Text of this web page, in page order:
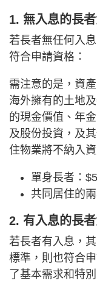
1. 無入息的長
若長者無任何入
符合申請資格：
需注意的是，資
海外擁有的土地
的現金價值、年
及股份投資，及
住物業將不納入資
單身長者：
共同居住的
2. 有入息的長
若長者有入息，
標準，則也符合
了基本需求和特